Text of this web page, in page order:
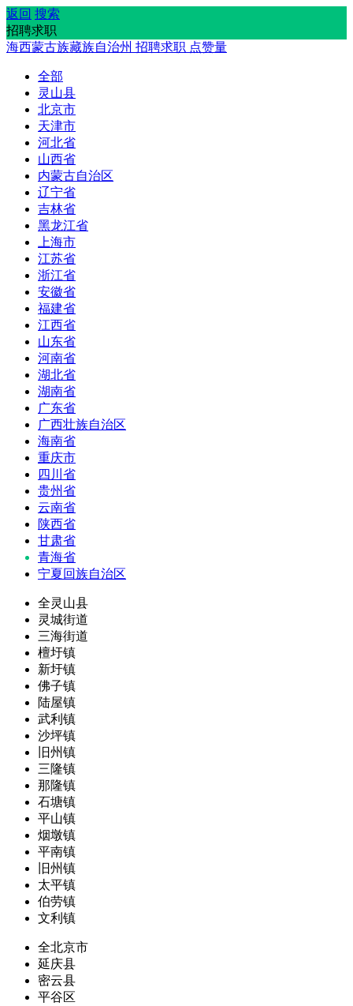
返回 搜索
招聘求职
海西蒙古族藏族自治州 招聘求职 点赞量
全部
灵山县
北京市
天津市
河北省
山西省
内蒙古自治区
辽宁省
吉林省
黑龙江省
上海市
江苏省
浙江省
安徽省
福建省
江西省
山东省
河南省
湖北省
湖南省
广东省
广西壮族自治区
海南省
重庆市
四川省
贵州省
云南省
陕西省
甘肃省
青海省
宁夏回族自治区
全灵山县
灵城街道
三海街道
檀圩镇
新圩镇
佛子镇
陆屋镇
武利镇
沙坪镇
旧州镇
三隆镇
那隆镇
石塘镇
平山镇
烟墩镇
平南镇
旧州镇
太平镇
伯劳镇
文利镇
全北京市
延庆县
密云县
平谷区